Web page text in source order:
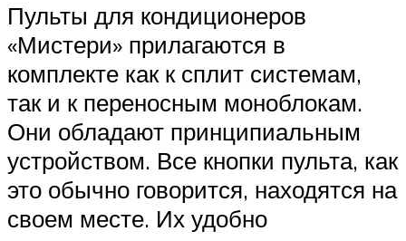
Пульты для кондиционеров
«Мистери» прилагаются в
комплекте как к сплит системам,
так и к переносным моноблокам.
Они обладают принципиальным
устройством. Все кнопки пульта, как
это обычно говорится, находятся на
своем месте. Их удобно